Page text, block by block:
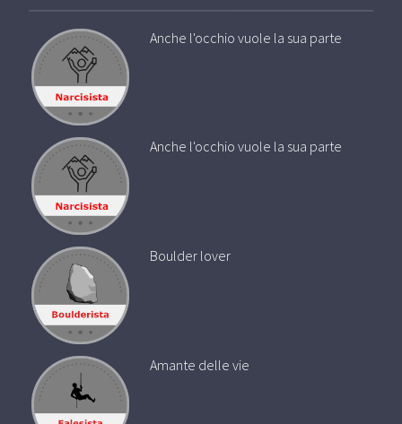
Anche l'occhio vuole la sua parte
Anche l'occhio vuole la sua parte
Boulder lover
Amante delle vie